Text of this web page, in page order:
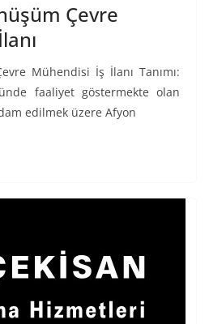
Çevre
Mühendisi İş İlanı Tanımı:
faaliyet göstermekte olan
edilmek üzere Afyon